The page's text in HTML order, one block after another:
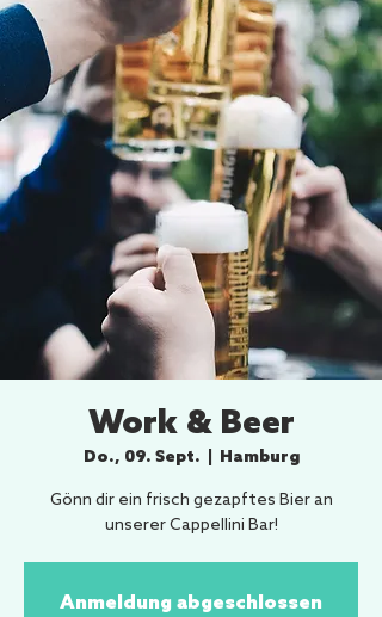
Work & Beer
Do., 09. Sept. Hamburg
Gönn dir ein frisch gezapftes Bier an
unserer Cappellini Bar!
Anmeldung abgeschlossen